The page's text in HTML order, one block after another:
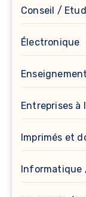
Conseil /
Électronique
Entreprises à
Imprimés et
Informatique